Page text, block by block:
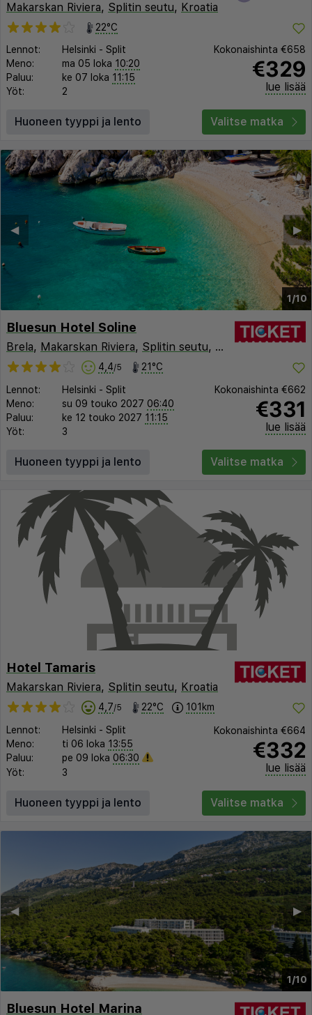
Makarskan Riviera, Splitin seutu, Kroatia
22°C
Lennot:
Helsinki - Split
Meno:
ma 05 loka 10:20
Paluu:
ke 07 loka 11:15
Yöt:
2
Kokonaishinta €658
€329
lue lisää
Huoneen tyyppi ja lento Valitse matka
1/10
▶︎
◀︎
Bluesun Hotel Soline
Brela, Makarskan Riviera, Splitin seutu, Kroatia
4,4/5 21°C
Lennot: Helsinki - Split
Meno:
su 09 touko 2027 06:40
Paluu:
ke 12 touko 2027 11:15
Yöt:
3
Kokonaishinta €662
€331
lue lisää
Huoneen tyyppi ja lento Valitse matka
Hotel Tamaris
Makarskan Riviera, Splitin seutu, Kroatia
4,7/5 22°C 101km
Lennot: Helsinki - Split
Meno:
ti 06 loka 13:55
Paluu:
pe 09 loka 06:30
Yöt:
3
Kokonaishinta €664
€332
lue lisää
Huoneen tyyppi ja lento Valitse matka
1/10
▶︎
◀︎
Bluesun Hotel Marina